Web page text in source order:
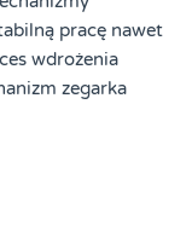
pracę nawet
wdrożenia
zegarka